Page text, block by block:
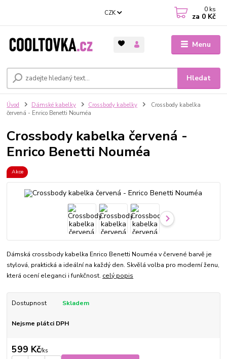
Menu
CZK
Hledat
0 ks
za 0 Kč
Úvod Dámské kabelky Crossbody kabelky
Crossbody kabelka
červená - Enrico Benetti Nouméa
Crossbody kabelka červená -
Enrico Benetti Nouméa
Akce
Dámská crossbody kabelka Enrico Benetti Nouméa v červené barvě je
stylová, praktická a ideální na každý den. Skvělá volba pro moderní ženu,
která ocení eleganci i funkčnost. celý popis
Dostupnost Skladem
Nejsme plátci DPH
599 Kč/ks